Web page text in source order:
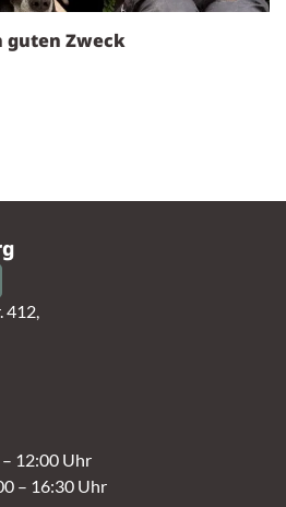
guten Zweck
412,
12:00 Uhr
– 16:30 Uhr